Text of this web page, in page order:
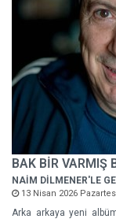
BAK BİR VARMIŞ
NAİM DİLMENER'LE
13 Nisan 2026
Arka arkaya yeni